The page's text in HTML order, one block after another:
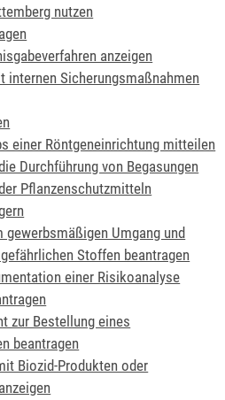
nutzen
anzeigen
internen Sicherungsmaßnahmen
einer Röntgeneinrichtung mitteilen
Durchführung von Begasungen
Pflanzenschutzmitteln
gewerbsmäßigen Umgang und
Stoffen beantragen
einer Risikoanalyse
zur Bestellung eines
beantragen
Biozid-Produkten oder